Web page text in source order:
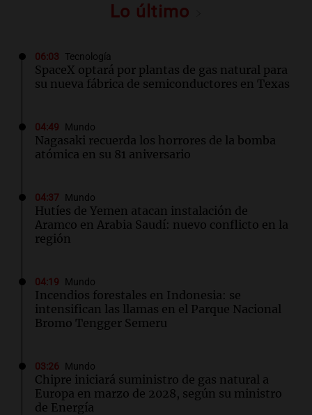
Lo último
06:03 Tecnología
SpaceX optará por plantas de gas natural para
su nueva fábrica de semiconductores en Texas
04:49 Mundo
Nagasaki recuerda los horrores de la bomba
atómica en su 81 aniversario
04:37 Mundo
Hutíes de Yemen atacan instalación de
Aramco en Arabia Saudí: nuevo conflicto en la
región
04:19 Mundo
Incendios forestales en Indonesia: se
intensifican las llamas en el Parque Nacional
Bromo Tengger Semeru
03:26 Mundo
Chipre iniciará suministro de gas natural a
Europa en marzo de 2028, según su ministro
de Energía